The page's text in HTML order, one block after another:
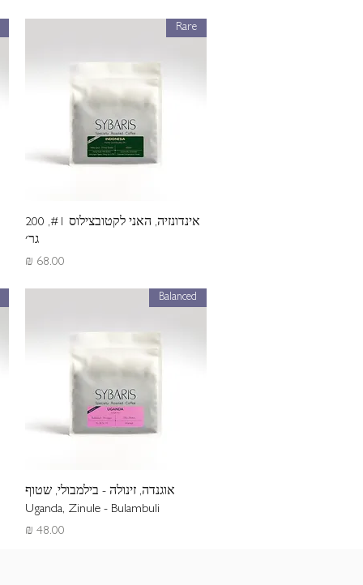
תצוגה מהירה
Rare
אינדונזיה, האני לקטובצילוס #1, 200
גר׳
מחיר
תצוגה מהירה
Balanced
אוגנדה, זינולה - בילמבולי, שטוף
Uganda, Zinule - Bulambuli
מחיר